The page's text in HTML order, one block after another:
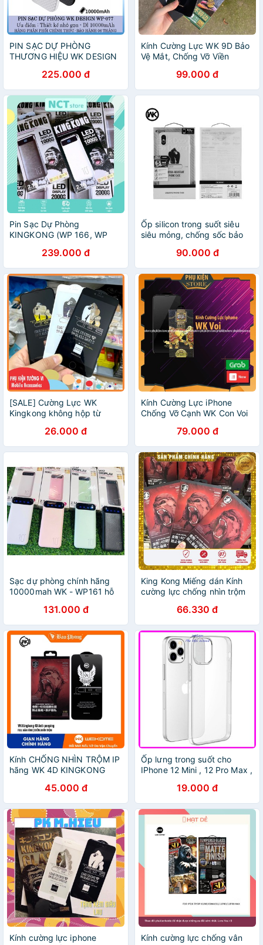
PIN SẠC DỰ PHÒNG
THƯƠNG HIỆU WK DESIGN
10000mAh225.000 đ
Kính Cường Lực WK 9D Bảo
Vệ Mắt, Chống Vỡ Viền
Max/12/12 Pro/12 Pro
Max/11 Pro Max/ X/Xs Max
99.000 đ
Pin Sạc Dự Phòng
KINGKONG (WP 166, WP
cùng lúc 2 thiết bị | Có LED
hiển thị Pin Sắc Nét Liên Tục
239.000 đ
Ốp silicon trong suốt siêu
siêu mỏng, chống sốc bảo
90.000 đ
[SALE] Cường Lực WK
Kingkong không hộp từ
26.000 đ
Kính Cường Lực iPhone
Chống Vỡ Cạnh WK Con Voi
Chống Dấu Vân Tay - Cảm
Ứng Mượt
79.000 đ
Sạc dự phòng chính hãng
10000mah WK - WP161 hỗ
131.000 đ
King Kong Miếng dán Kính
cường lực chống nhìn trộm
PLUS / X XR XS /11 12 13
MINI PRO MAX +
66.330 đ
Kính CHỐNG NHÌN TRỘM IP
hãng WK 4D KINGKONG
điện thoại iPhone 7 8 plus 11
12 13 mini pro max Xs Xr
45.000 đ
Ốp lưng trong suốt cho
IPhone 12 Mini , 12 Pro Max ,
hãng WK Design
19.000 đ
Kính cường lực iphone
Kính cường lực chống vân